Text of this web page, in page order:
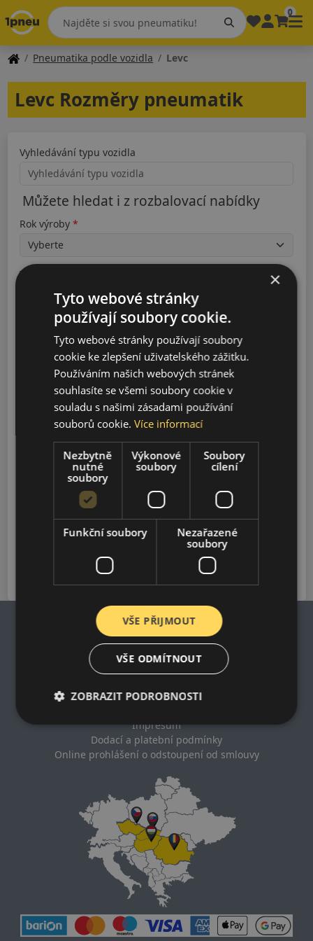
0
Pneumatika podle vozidla Levc
Levc Rozměry pneumatik
Vyhledávání typu vozidla
Můžete hledat i z rozbalovací nabídky
Rok výroby
Typ
Vyhledávání
2024-2026
Impresum
Nákupní podmínky
Impresum
Dodací a platební podmínky
Online prohlášení o odstoupení od smlouvy
×
Tyto webové stránky
používají soubory cookie.
Tyto webové stránky používají soubory
cookie ke zlepšení uživatelského zážitku.
Používáním našich webových stránek
souhlasíte se všemi soubory cookie v
souladu s našimi zásadami používání
souborů cookie.Více informací
Nezbytně
nutné
soubory
Výkonové
soubory
Soubory
cílení
Funkční soubory
Nezařazené
soubory
VŠE PŘIJMOUT
VŠE ODMÍTNOUT
ZOBRAZIT PODROBNOSTI